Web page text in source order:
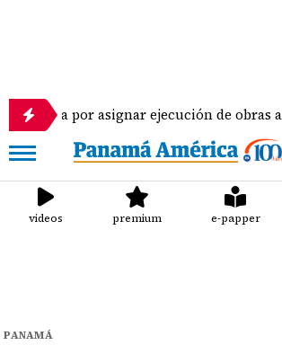
asignar ejecución de obras a diputados
videos premium e-papper
PANAMÁ